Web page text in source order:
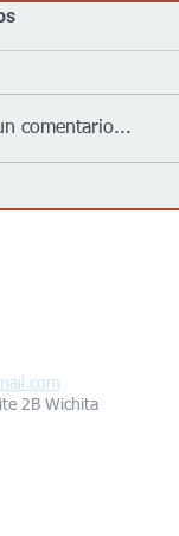
comentario...
2B Wichita